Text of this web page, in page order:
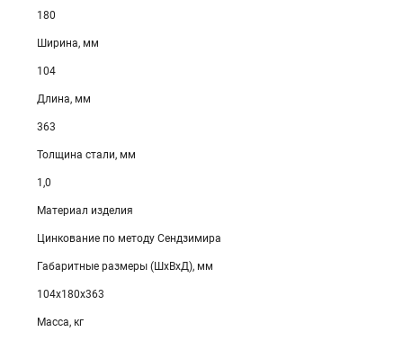
180
Ширина, мм
104
Длина, мм
363
Толщина стали, мм
1,0
Материал изделия
Цинкование по методу Сендзимира
Габаритные размеры (ШхВхД), мм
104х180х363
Масса, кг